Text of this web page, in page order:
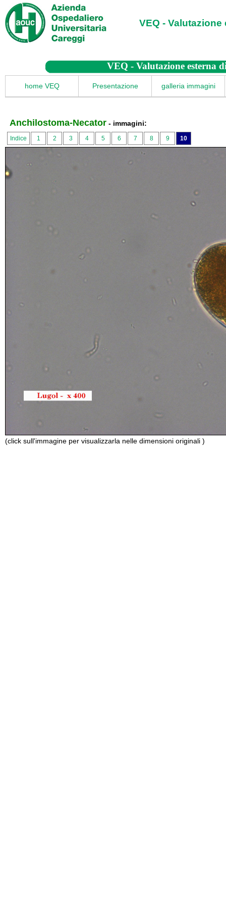
VEQ -
VEQ - Valutazione esterna
home VEQ Presentazione galleria immagini
Anchilostoma-Necator - immagini:
Indice 1 2 3 4 5 6 7 8 9 10
(click sull'immagine per visualizzarla nelle dimensioni originali )